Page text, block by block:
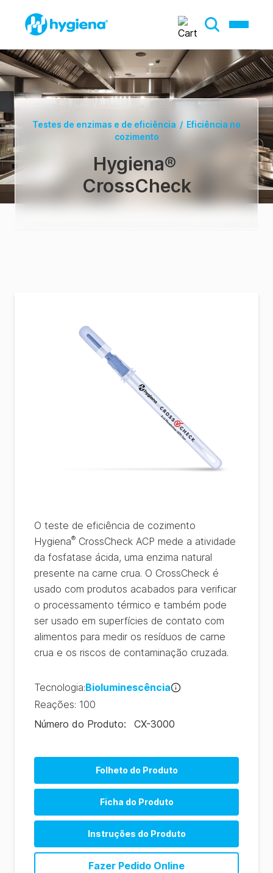
Testes de enzimas e de eficiência / Eficiência no
cozimento
Hygiena®
CrossCheck
O teste de eficiência de cozimento
Hygiena® CrossCheck ACP mede a atividade
da fosfatase ácida, uma enzima natural
presente na carne crua. O CrossCheck é
usado com produtos acabados para verificar
o processamento térmico e também pode
ser usado em superfícies de contato com
alimentos para medir os resíduos de carne
crua e os riscos de contaminação cruzada.
Tecnologia:Bioluminescência
Reações: 100
Número do Produto: CX-3000
Folheto do Produto
Ficha do Produto
Instruções do Produto
Fazer Pedido Online